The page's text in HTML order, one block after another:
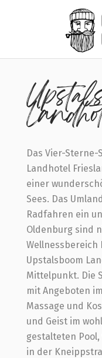
Das Vier-
Landhotel
einer
Sees. Das
Radfahren ein
Oldenburg sind
Wellnessbereich
Upstalsboom
Mittelpunkt. Die
mit Angeboten
Massage und
und Geist im
gestalteten
in der